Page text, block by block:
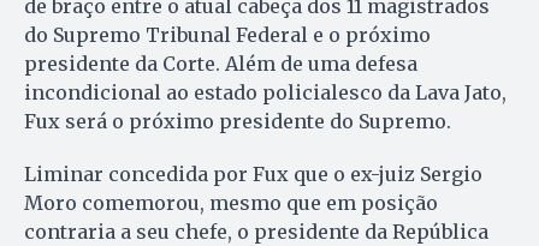
de braço entre o atual cabeça dos 11 magistrados
do Supremo Tribunal Federal e o próximo
presidente da Corte. Além de uma defesa
incondicional ao estado policialesco da Lava Jato,
Fux será o próximo presidente do Supremo.
Liminar concedida por Fux que o ex-juiz Sergio
Moro comemorou, mesmo que em posição
contraria a seu chefe, o presidente da República